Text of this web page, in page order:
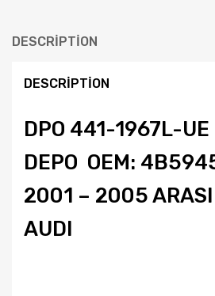
Stop
4B5945095B
DESCRIPTION
DESCRIPTION
DPO 441-1967L-
DEPO OEM:
2001 – 2005
AUDI